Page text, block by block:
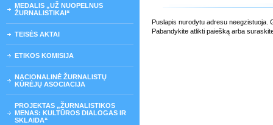
MEDALIS „UŽ NUOPELNUS
ŽURNALISTIKAI“
TEISĖS AKTAI
ETIKOS KOMISIJA
NACIONALINĖ ŽURNALISTŲ
KŪRĖJŲ ASOCIACIJA
PROJEKTAS „ŽURNALISTIKOS
MENAS: KULTŪROS DIALOGAS IR
SKLAIDA“
Puslapis nurodytu adresu neegzistuoja.
Pabandykite atlikti paiešką arba